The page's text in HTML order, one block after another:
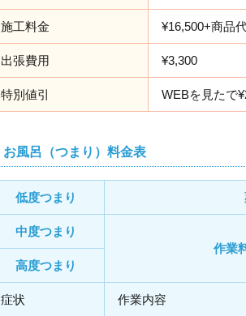
施工料金 ¥16,500+商品
出張費用 ¥3,300
特別値引 WEBを見たで
お風呂（つまり）料金表
低度つまり
中度つまり
作業
高度つまり
症状 作業内容